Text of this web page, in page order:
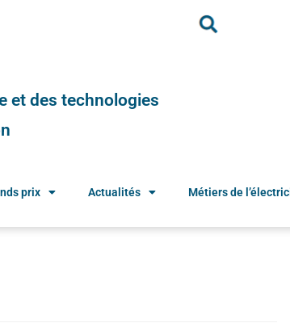
et des technologies
prix Actualités Métiers de